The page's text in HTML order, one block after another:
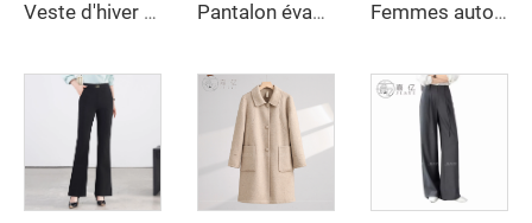
Veste d'hiver surdimensionnée personnalisée pour femmes, veste matelassée en duvet, blouson bulle, parka matelassée en plumes, blouson bomber de designer Pantalon évasé à taille haute, style élégant et amincissant, coupe queue de poisson, pour femme, idéal pour l'été Femmes automne rue anti-rides jeans décontractés pantalons évasés à jambes larges manches longues fermeture éclair couleur unie teinture unie